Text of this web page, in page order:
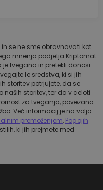
se ne sme obravnavati kot
mnenja podjetja Kriptomat
tvegana in pretekli donosi
le sredstva, ki si jih
storitev potrjujete, da se
storitev, ter da v celoti
za tveganja, povezana
Več informacij je na voljo
premoženjem, Pogojih
ki jih prejmete med